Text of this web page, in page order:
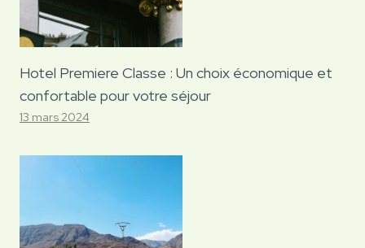
Hotel Premiere Classe : Un choix économique et
confortable pour votre séjour
13 mars 2024